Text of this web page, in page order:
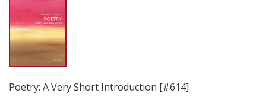
Poetry: A Very Short Introduction [#614]